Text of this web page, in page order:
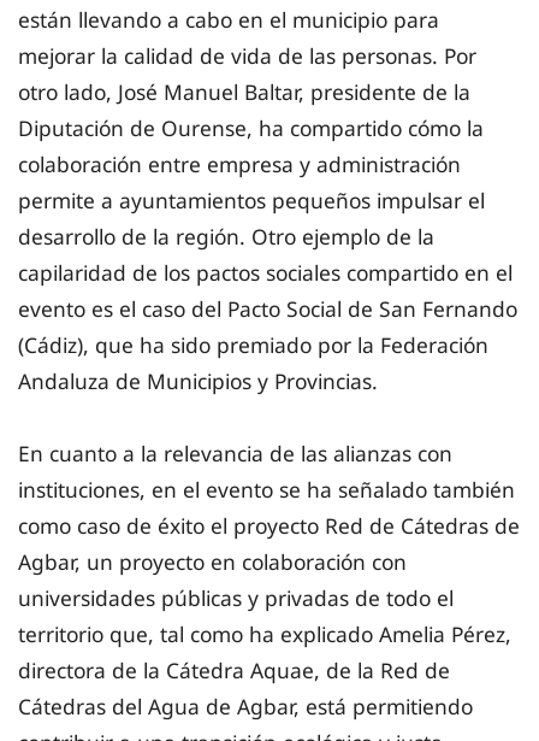
están llevando a cabo en el municipio para
mejorar la calidad de vida de las personas. Por
otro lado, José Manuel Baltar, presidente de la
Diputación de Ourense, ha compartido cómo la
colaboración entre empresa y administración
permite a ayuntamientos pequeños impulsar el
desarrollo de la región. Otro ejemplo de la
capilaridad de los pactos sociales compartido en el
evento es el caso del Pacto Social de San Fernando
(Cádiz), que ha sido premiado por la Federación
Andaluza de Municipios y Provincias.
En cuanto a la relevancia de las alianzas con
instituciones, en el evento se ha señalado también
como caso de éxito el proyecto Red de Cátedras de
Agbar, un proyecto en colaboración con
universidades públicas y privadas de todo el
territorio que, tal como ha explicado Amelia Pérez,
directora de la Cátedra Aquae, de la Red de
Cátedras del Agua de Agbar, está permitiendo